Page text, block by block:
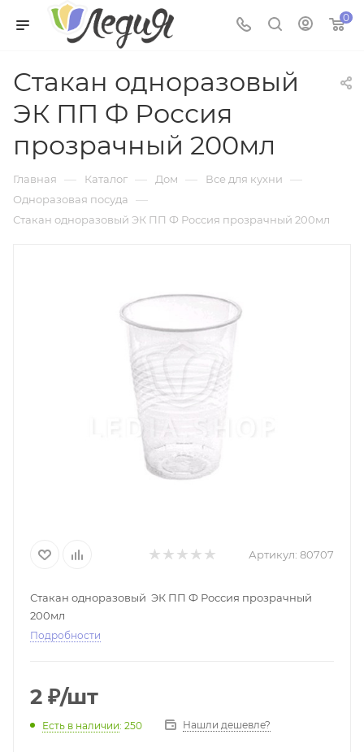
0
Стакан одноразовый
ЭК ПП Ф Россия
прозрачный 200мл
Главная — Каталог — Дом — Все для кухни —
Одноразовая посуда —
Стакан одноразовый ЭК ПП Ф Россия прозрачный 200мл
Артикул: 80707
Стакан одноразовый ЭК ПП Ф Россия прозрачный
200мл
Подробности
2 ₽/шт
Есть в наличии: 250 Нашли дешевле?